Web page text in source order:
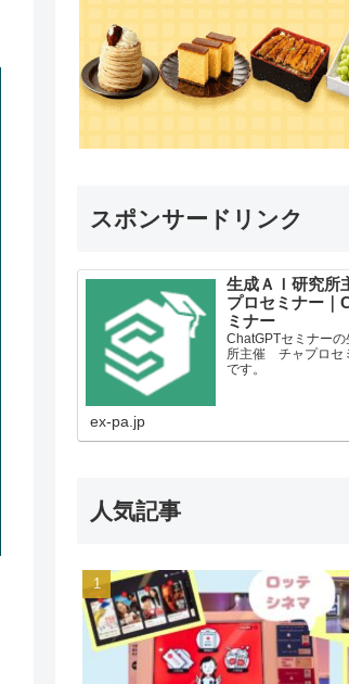
スポンサードリンク
生成ＡＩ研究
プロセミナー｜
ミナー
ChatGPTセミナー
所主催 チャプロセ
です。
ex-pa.jp
人気記事